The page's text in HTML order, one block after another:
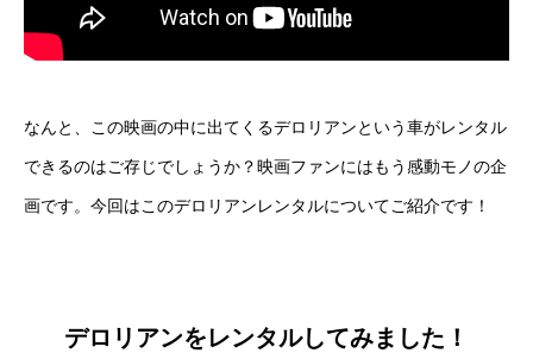
なんと、この映画の中に出てくるデロリアンという車がレンタル
できるのはご存じでしょうか？映画ファンにはもう感動モノの企
画です。今回はこのデロリアンレンタルについてご紹介です！
デロリアンをレンタルしてみました！